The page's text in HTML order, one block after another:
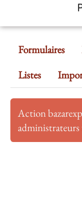
Formulaires
Listes
Action